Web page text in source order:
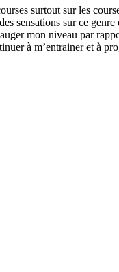
surtout sur les
sensations sur ce
mon niveau par
à m’entrainer et à